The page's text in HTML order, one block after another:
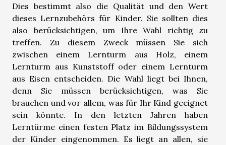
Dies bestimmt also die Qualität und den Wert
dieses Lernzubehörs für Kinder. Sie sollten dies
also berücksichtigen, um Ihre Wahl richtig zu
treffen. Zu diesem Zweck müssen Sie sich
zwischen einem Lernturm aus Holz, einem
Lernturm aus Kunststoff oder einem Lernturm
aus Eisen entscheiden. Die Wahl liegt bei Ihnen,
denn Sie müssen berücksichtigen, was Sie
brauchen und vor allem, was für Ihr Kind geeignet
sein könnte. In den letzten Jahren haben
Lerntürme einen festen Platz im Bildungssystem
der Kinder eingenommen. Es liegt an allen, sie